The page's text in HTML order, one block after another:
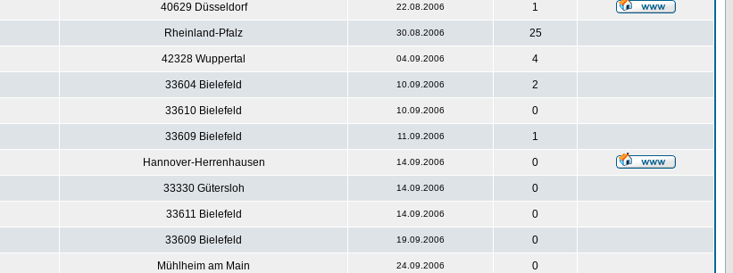
40629 Düsseldorf 22.08.2006 1
Rheinland-Pfalz 30.08.2006 25
42328 Wuppertal 04.09.2006 4
33604 Bielefeld 10.09.2006 2
33610 Bielefeld 10.09.2006 0
33609 Bielefeld 11.09.2006 1
Hannover-Herrenhausen 14.09.2006 0
33330 Gütersloh 14.09.2006 0
33611 Bielefeld 14.09.2006 0
33609 Bielefeld 19.09.2006 0
Mühlheim am Main 24.09.2006 0